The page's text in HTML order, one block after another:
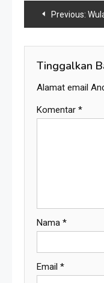
Navigasi
pos
Previous:
Tinggalkan
Alamat email
Komentar *
Nama *
Email *